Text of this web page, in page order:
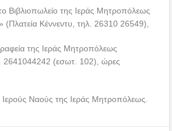
Βιβλιοπωλείο της Ιεράς Μητροπόλεως
Κέννεντυ, τηλ. 26310 26549),
της Ιεράς Μητροπόλεως
2641044242 (εσωτ. 102), ώρες
Ναούς της Ιεράς Μητροπόλεως.